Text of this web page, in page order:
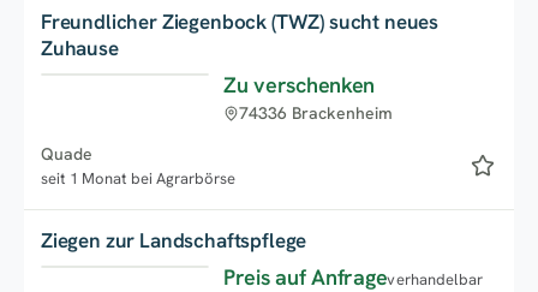
Freundlicher Ziegenbock (TWZ) sucht neues
Zuhause
Zu verschenken
74336 Brackenheim
Quade
seit 1 Monat bei Agrarbörse
Ziegen zur Landschaftspflege
Preis auf Anfrageverhandelbar